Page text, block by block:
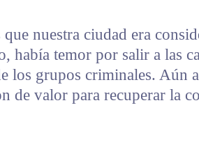
nuestra ciudad era
había temor por salir a las
los grupos criminales. Aún
de valor para recuperar la